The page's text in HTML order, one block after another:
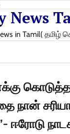
News
in Tamil( தமிழ்
நான்
ஈரோடு